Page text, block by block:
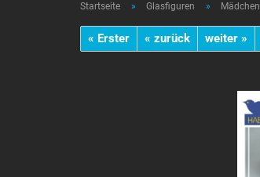
Startseite » Glasfiguren » Mädchen
« Erster « zurück weiter »